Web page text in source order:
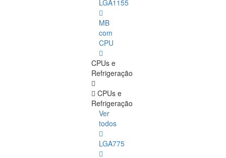
LGA1155
MB
com
CPU
CPUs e
Refrigeração
CPUs e
Refrigeração
Ver
todos
LGA775